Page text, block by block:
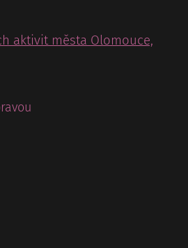
aktivit města Olomouce,